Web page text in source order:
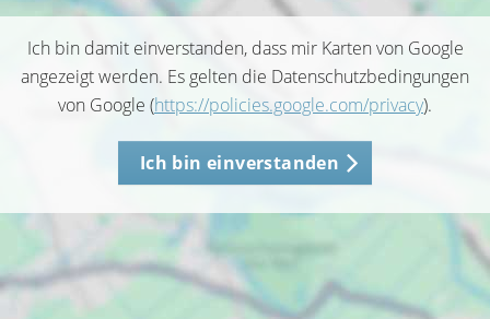
Ich bin damit einverstanden, dass mir Karten von Google
angezeigt werden. Es gelten die Datenschutzbedingungen
von Google (https://policies.google.com/privacy).
Ich bin einverstanden